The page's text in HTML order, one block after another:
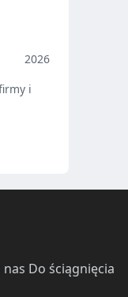
2026
i
nas Do ściągnięcia